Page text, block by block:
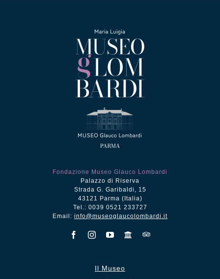
Fondazione Museo Glauco Lombardi
Palazzo di Riserva
Strada G. Garibaldi, 15
43121 Parma (Italia)
Tel.: 0039 0521 233727
Email: info@museoglaucolombardi.it
Il Museo